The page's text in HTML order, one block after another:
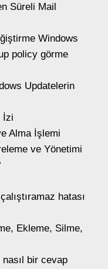
Süreli Mail
Windows
policy görme
Updatelerin
İzi
Alma İşlemi
ve Yönetimi
hatası
Ekleme, Silme,
nasıl bir cevap